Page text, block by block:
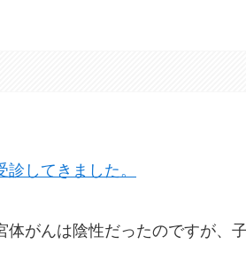
してきました。
がんは陰性だったのですが、子